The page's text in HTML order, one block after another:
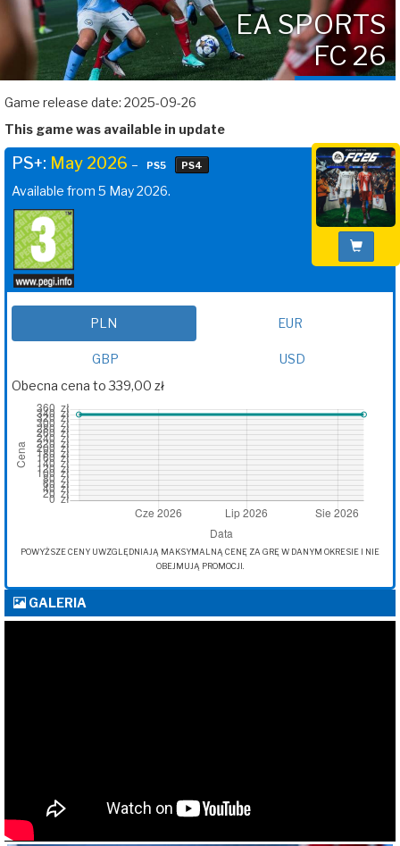
EA SPORTS
FC 26
Game release date: 2025-09-26
This game was available in update
PS+: May 2026 – PS5 PS4
Available from 5 May 2026.
PLN EUR
GBP
USD
Obecna cena to 339,00 zł
POWYŻSZE CENY UWZGLĘDNIAJĄ MAKSYMALNĄ CENĘ ZA GRĘ W DANYM OKRESIE I NIE
OBEJMUJĄ PROMOCJI.
GALERIA